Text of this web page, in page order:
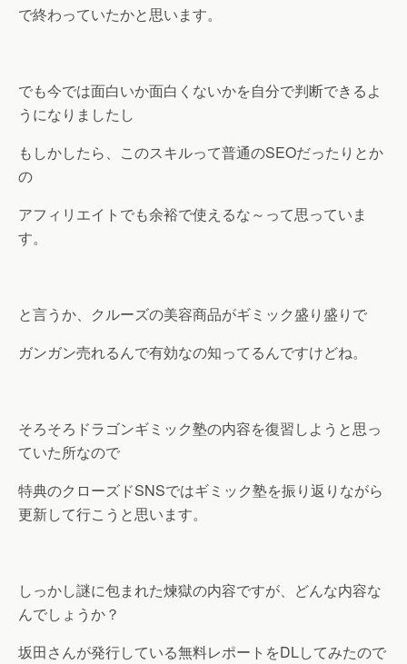
で終わっていたかと思います。
でも今では面白いか面白くないかを自分で判断できるよ
うになりましたし
もしかしたら、このスキルって普通のSEOだったりとか
の
アフィリエイトでも余裕で使えるな～って思っていま
す。
と言うか、クルーズの美容商品がギミック盛り盛りで
ガンガン売れるんで有効なの知ってるんですけどね。
そろそろドラゴンギミック塾の内容を復習しようと思っ
ていた所なので
特典のクローズドSNSではギミック塾を振り返りながら
更新して行こうと思います。
しっかし謎に包まれた煉獄の内容ですが、どんな内容な
んでしょうか？
坂田さんが発行している無料レポートをDLしてみたので